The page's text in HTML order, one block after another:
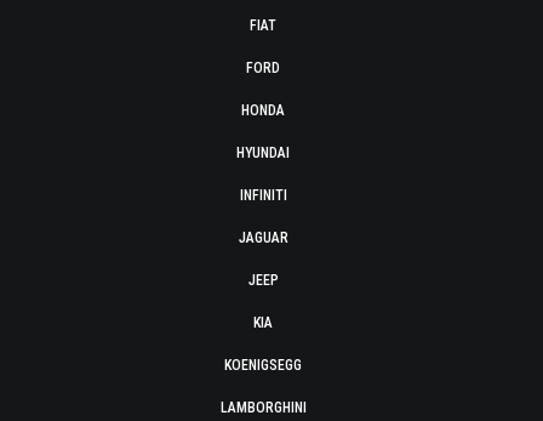
FIAT
FORD
HONDA
HYUNDAI
INFINITI
JAGUAR
JEEP
KIA
KOENIGSEGG
LAMBORGHINI